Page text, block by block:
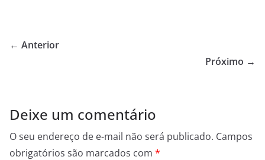
e
k
← Anterior
Próximo →
Deixe um comentário
O seu endereço de e-mail não será publicado. Campos
obrigatórios são marcados com *